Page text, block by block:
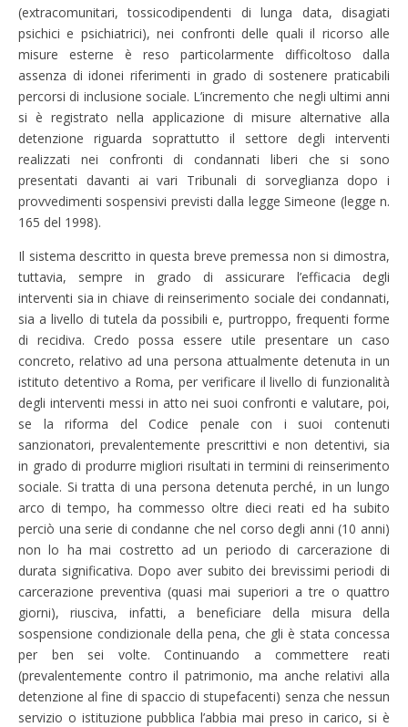
(extracomunitari, tossicodipendenti di lunga data, disagiati
psichici e psichiatrici), nei confronti delle quali il ricorso alle
misure esterne è reso particolarmente difficoltoso dalla
assenza di idonei riferimenti in grado di sostenere praticabili
percorsi di inclusione sociale. L’incremento che negli ultimi anni
si è registrato nella applicazione di misure alternative alla
detenzione riguarda soprattutto il settore degli interventi
realizzati nei confronti di condannati liberi che si sono
presentati davanti ai vari Tribunali di sorveglianza dopo i
provvedimenti sospensivi previsti dalla legge Simeone (legge n.
165 del 1998).
Il sistema descritto in questa breve premessa non si dimostra,
tuttavia, sempre in grado di assicurare l’efficacia degli
interventi sia in chiave di reinserimento sociale dei condannati,
sia a livello di tutela da possibili e, purtroppo, frequenti forme
di recidiva. Credo possa essere utile presentare un caso
concreto, relativo ad una persona attualmente detenuta in un
istituto detentivo a Roma, per verificare il livello di funzionalità
degli interventi messi in atto nei suoi confronti e valutare, poi,
se la riforma del Codice penale con i suoi contenuti
sanzionatori, prevalentemente prescrittivi e non detentivi, sia
in grado di produrre migliori risultati in termini di reinserimento
sociale. Si tratta di una persona detenuta perché, in un lungo
arco di tempo, ha commesso oltre dieci reati ed ha subito
perciò una serie di condanne che nel corso degli anni (10 anni)
non lo ha mai costretto ad un periodo di carcerazione di
durata significativa. Dopo aver subito dei brevissimi periodi di
carcerazione preventiva (quasi mai superiori a tre o quattro
giorni), riusciva, infatti, a beneficiare della misura della
sospensione condizionale della pena, che gli è stata concessa
per ben sei volte. Continuando a commettere reati
(prevalentemente contro il patrimonio, ma anche relativi alla
detenzione al fine di spaccio di stupefacenti) senza che nessun
servizio o istituzione pubblica l’abbia mai preso in carico, si è